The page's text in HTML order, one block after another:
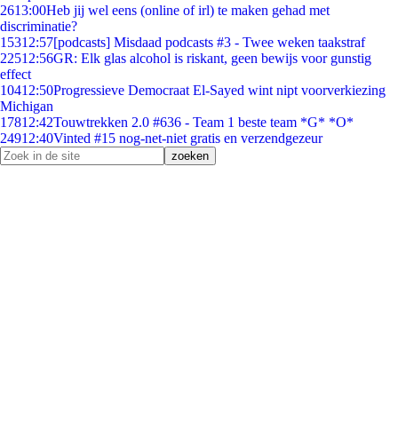
2613:00Heb jij wel eens (online of irl) te maken gehad met
discriminatie?
15312:57[podcasts] Misdaad podcasts #3 - Twee weken taakstraf
22512:56GR: Elk glas alcohol is riskant, geen bewijs voor gunstig
effect
10412:50Progressieve Democraat El-Sayed wint nipt voorverkiezing
Michigan
17812:42Touwtrekken 2.0 #636 - Team 1 beste team *G* *O*
24912:40Vinted #15 nog-net-niet gratis en verzendgezeur